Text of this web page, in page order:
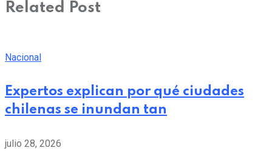
Related Post
Nacional
Expertos explican por qué ciudades
chilenas se inundan tan
julio 28, 2026